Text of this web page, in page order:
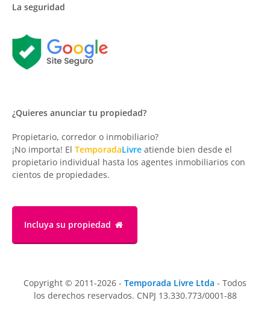
La seguridad
¿Quieres anunciar tu propiedad?
Propietario, corredor o inmobiliario?
¡No importa! El TemporadaLivre atiende bien desde el
propietario individual hasta los agentes inmobiliarios con
cientos de propiedades.
Incluya su propiedad
Copyright © 2011-2026 - Temporada Livre Ltda - Todos
los derechos reservados. CNPJ 13.330.773/0001-88